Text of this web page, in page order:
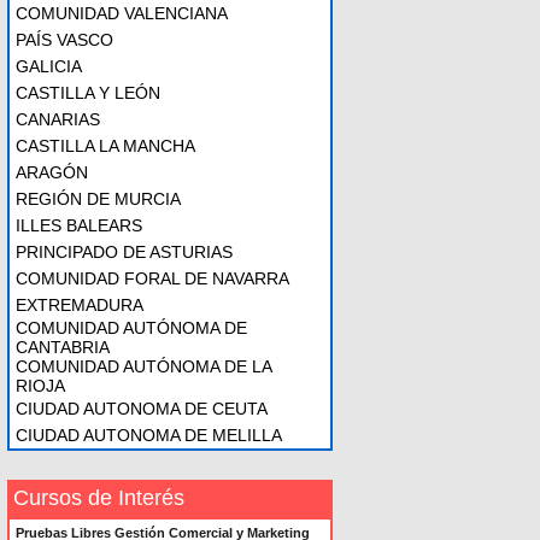
COMUNIDAD VALENCIANA
PAÍS VASCO
GALICIA
CASTILLA Y LEÓN
CANARIAS
CASTILLA LA MANCHA
ARAGÓN
REGIÓN DE MURCIA
ILLES BALEARS
PRINCIPADO DE ASTURIAS
COMUNIDAD FORAL DE NAVARRA
EXTREMADURA
COMUNIDAD AUTÓNOMA DE
CANTABRIA
COMUNIDAD AUTÓNOMA DE LA
RIOJA
CIUDAD AUTONOMA DE CEUTA
CIUDAD AUTONOMA DE MELILLA
Cursos de Interés
Pruebas Libres Gestión Comercial y Marketing